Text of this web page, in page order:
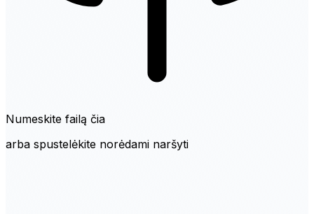
Numeskite failą čia
arba spustelėkite norėdami naršyti